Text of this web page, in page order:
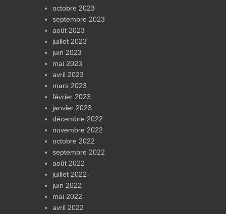
octobre 2023
septembre 2023
août 2023
juillet 2023
juin 2023
mai 2023
avril 2023
mars 2023
février 2023
janvier 2023
décembre 2022
novembre 2022
octobre 2022
septembre 2022
août 2022
juillet 2022
juin 2022
mai 2022
avril 2022